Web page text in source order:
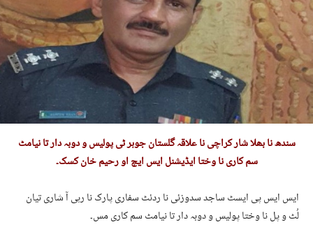
سندھ نا بھلا شار کراچی نا علاقہ گلستان جوہر ٹی پولیس و دوبہ دار تا نیامٹ
سم کاری نا وختا ایڈیشنل ایس ایچ او رحیم خان کسک۔
ایس ایس پی ایسٹ ساجد سدوزئی نا ردئٹ سفاری پارک نا رہی آ شاری تیان
لُٹ و پل نا وختا پولیس و دوبہ دار تا نیامٹ سم کاری مس۔